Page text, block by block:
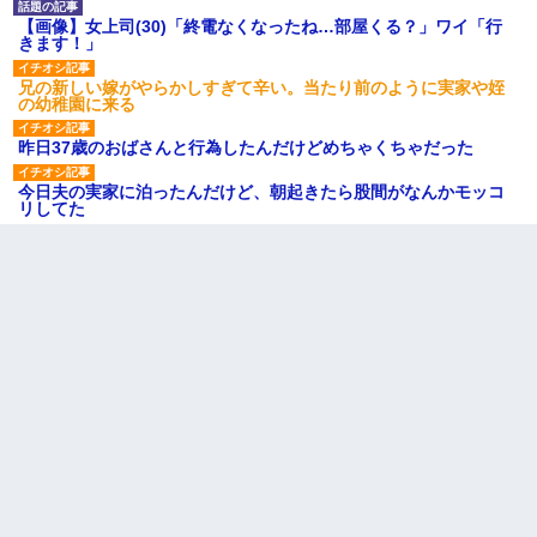
【画像】女上司(30)「終電なくなったね…部屋くる？」ワイ「行
きます！」
兄の新しい嫁がやらかしすぎて辛い。当たり前のように実家や姪
の幼稚園に来る
昨日37歳のおばさんと行為したんだけどめちゃくちゃだった
今日夫の実家に泊ったんだけど、朝起きたら股間がなんかモッコ
リしてた